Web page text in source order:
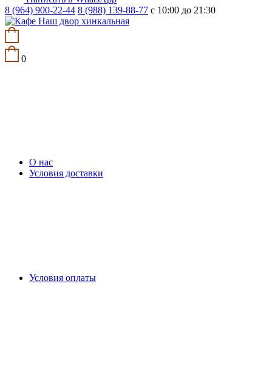
8 (964) 900-22-44 8 (988) 139-88-77 c 10:00 до 21:30
0
О нас
Условия доставки
Условия оплаты